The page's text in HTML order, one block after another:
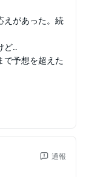
えがあった。続
ど‥
で予想を超えた
通報